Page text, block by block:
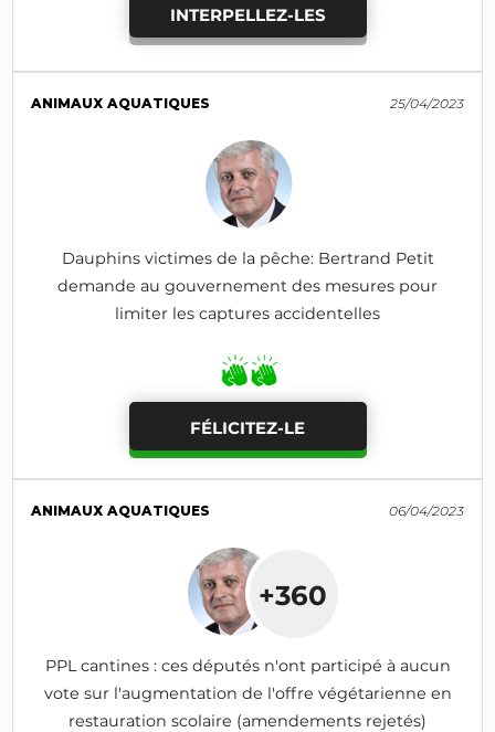
INTERPELLEZ-LES
ANIMAUX AQUATIQUES 25/04/2023
Dauphins victimes de la pêche: Bertrand Petit
demande au gouvernement des mesures pour
limiter les captures accidentelles
FÉLICITEZ-LE
ANIMAUX AQUATIQUES 06/04/2023
+360
PPL cantines : ces députés n'ont participé à aucun
vote sur l'augmentation de l'offre végétarienne en
restauration scolaire (amendements rejetés)